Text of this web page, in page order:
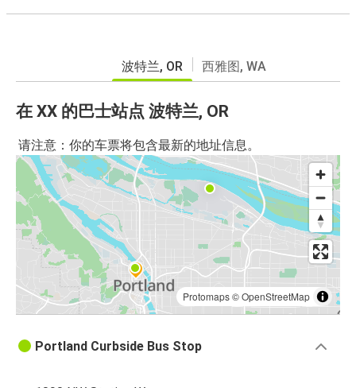
波特兰, OR 西雅图, WA
在 XX 的巴士站点 波特兰, OR
请注意：你的车票将包含最新的地址信息。
Protomaps©OpenStreetMap
Portland Curbside Bus Stop